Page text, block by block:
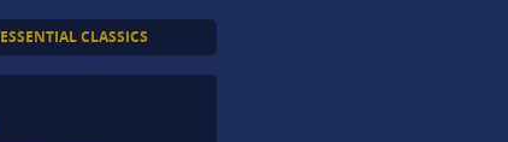
ESSENTIAL CLASSICS